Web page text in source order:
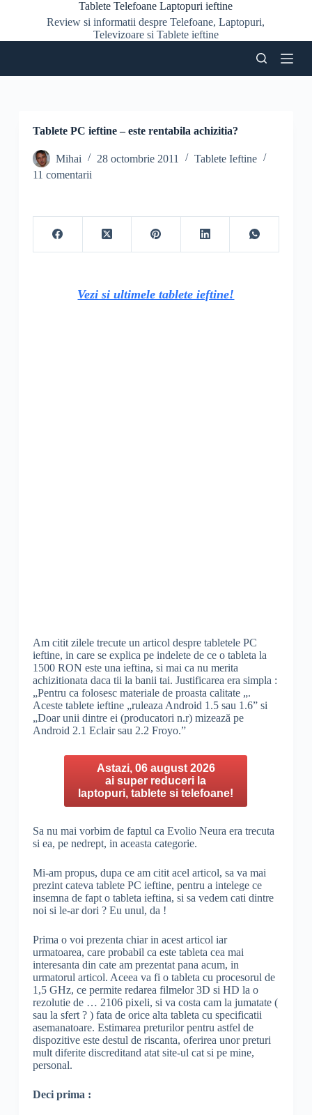
a
Tablete Telefoane Laptopuri ieftine
Review si informatii despre Telefoane, Laptopuri,
Televizoare si Tablete ieftine
Tablete PC ieftine – este rentabila achizitia?
Mihai 28 octombrie 2011
Tablete Ieftine
11 comentarii
Vezi si ultimele tablete ieftine!
Am citit zilele trecute un articol despre tabletele PC
ieftine, in care se explica pe indelete de ce o tableta la
1500 RON este una ieftina, si mai ca nu merita
achizitionata daca tii la banii tai. Justificarea era simpla :
„Pentru ca folosesc materiale de proasta calitate „.
Aceste tablete ieftine „ruleaza Android 1.5 sau 1.6” si
„Doar unii dintre ei (producatori n.r) mizează pe
Android 2.1 Eclair sau 2.2 Froyo.”
Astazi, 06 august 2026
ai super reduceri la
laptopuri, tablete si telefoane!
Sa nu mai vorbim de faptul ca Evolio Neura era trecuta
si ea, pe nedrept, in aceasta categorie.
Mi-am propus, dupa ce am citit acel articol, sa va mai
prezint cateva tablete PC ieftine, pentru a intelege ce
insemna de fapt o tableta ieftina, si sa vedem cati dintre
noi si le-ar dori ? Eu unul, da !
Prima o voi prezenta chiar in acest articol iar
urmatoarea, care probabil ca este tableta cea mai
interesanta din cate am prezentat pana acum, in
urmatorul articol. Aceea va fi o tableta cu procesorul de
1,5 GHz, ce permite redarea filmelor 3D si HD la o
rezolutie de … 2106 pixeli, si va costa cam la jumatate (
sau la sfert ? ) fata de orice alta tableta cu specificatii
asemanatoare. Estimarea preturilor pentru astfel de
dispozitive este destul de riscanta, oferirea unor preturi
mult diferite discreditand atat site-ul cat si pe mine,
personal.
Deci prima :